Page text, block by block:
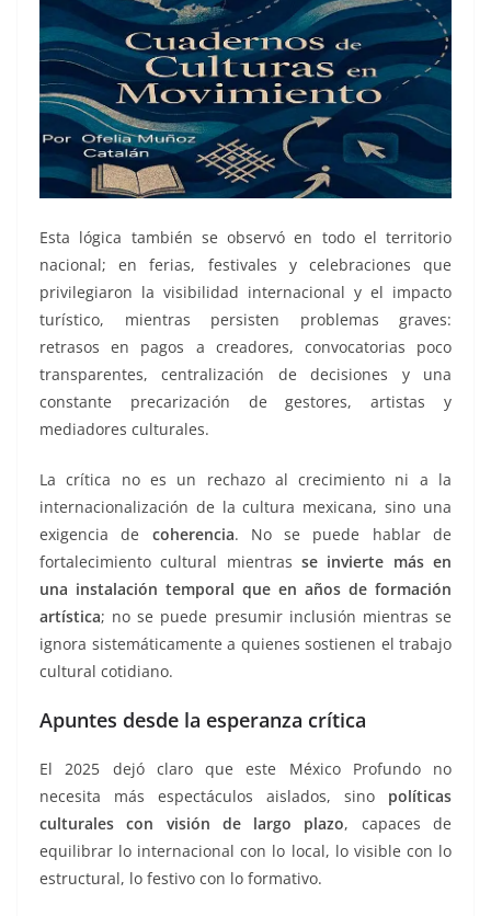
Esta lógica también se observó en todo el territorio
nacional; en ferias, festivales y celebraciones que
privilegiaron la visibilidad internacional y el impacto
turístico, mientras persisten problemas graves:
retrasos en pagos a creadores, convocatorias poco
transparentes, centralización de decisiones y una
constante precarización de gestores, artistas y
mediadores culturales.
La crítica no es un rechazo al crecimiento ni a la
internacionalización de la cultura mexicana, sino una
exigencia de coherencia. No se puede hablar de
fortalecimiento cultural mientras se invierte más en
una instalación temporal que en años de formación
artística; no se puede presumir inclusión mientras se
ignora sistemáticamente a quienes sostienen el trabajo
cultural cotidiano.
Apuntes desde la esperanza crítica
El 2025 dejó claro que este México Profundo no
necesita más espectáculos aislados, sino políticas
culturales con visión de largo plazo, capaces de
equilibrar lo internacional con lo local, lo visible con lo
estructural, lo festivo con lo formativo.